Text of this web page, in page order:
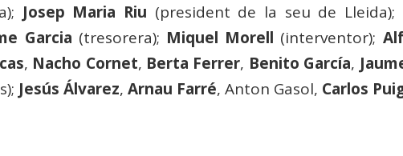
Josep Maria Riu (president de la seu de Lleida);
Garcia (tresorera); Miquel Morell (interventor);
, Nacho Cornet, Berta Ferrer, Benito García,
Jesús Álvarez,Arnau Farré, Anton Gasol, Carlos